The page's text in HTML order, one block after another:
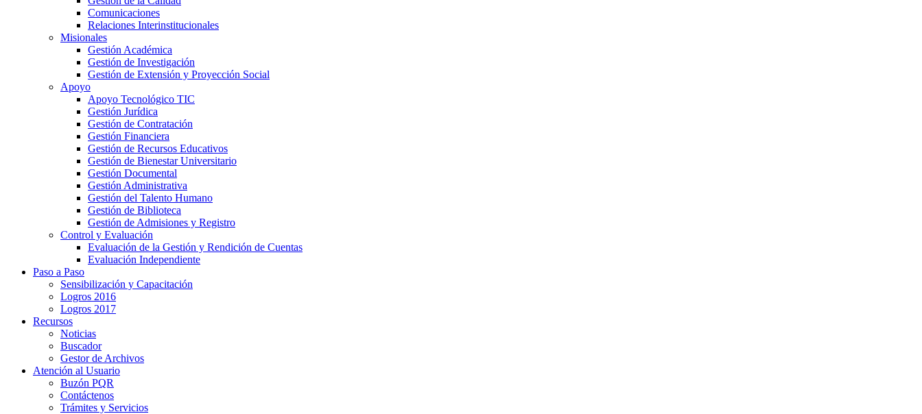
Comunicaciones
Relaciones Interinstitucionales
Misionales
Gestión Académica
Gestión de Investigación
Gestión de Extensión y Proyección Social
Apoyo
Apoyo Tecnológico TIC
Gestión Jurídica
Gestión de Contratación
Gestión Financiera
Gestión de Recursos Educativos
Gestión de Bienestar Universitario
Gestión Documental
Gestión Administrativa
Gestión del Talento Humano
Gestión de Biblioteca
Gestión de Admisiones y Registro
Control y Evaluación
Evaluación de la Gestión y Rendición de Cuentas
Evaluación Independiente
Paso a Paso
Sensibilización y Capacitación
Logros 2016
Logros 2017
Recursos
Noticias
Buscador
Gestor de Archivos
Atención al Usuario
Buzón PQR
Contáctenos
Trámites y Servicios